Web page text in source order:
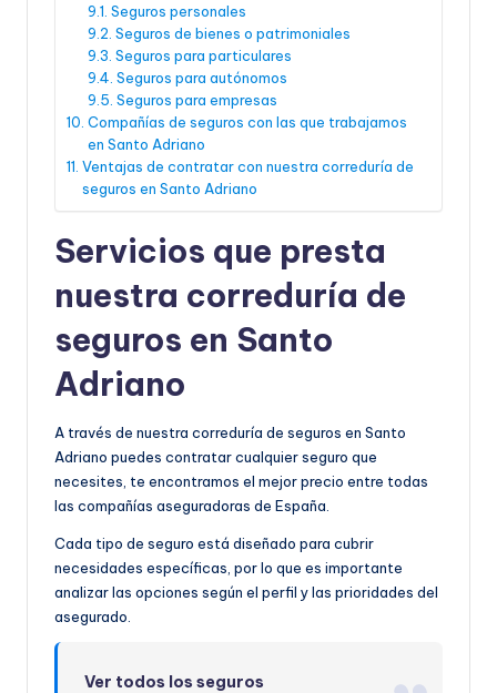
Seguros personales
Seguros de bienes o patrimoniales
Seguros para particulares
Seguros para autónomos
Seguros para empresas
Compañías de seguros con las que trabajamos
en Santo Adriano
Ventajas de contratar con nuestra correduría de
seguros en Santo Adriano
Servicios que presta
nuestra correduría de
seguros en Santo
Adriano
A través de nuestra correduría de seguros en Santo
Adriano puedes contratar cualquier seguro que
necesites, te encontramos el mejor precio entre todas
las compañías aseguradoras de España.
Cada tipo de seguro está diseñado para cubrir
necesidades específicas, por lo que es importante
analizar las opciones según el perfil y las prioridades del
asegurado.
Ver todos los seguros